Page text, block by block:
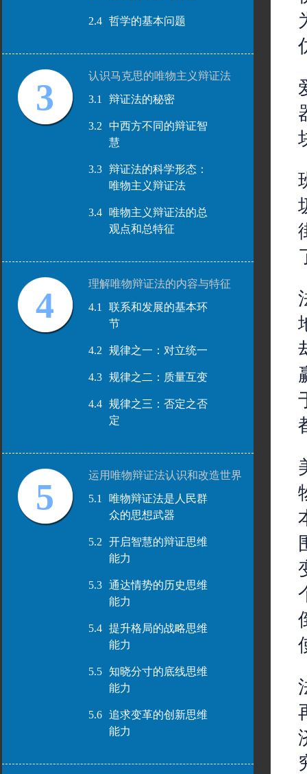
2.4 哲学的基本问题
3
认识马克思的唯物主义辩证法
3.1
辩证法的秘密
3.2
中西方不同的辩证智
慧
3.3
辩证法的科学形态：
唯物主义辩证法
3.4
唯物主义辩证法的总
观点和总特征
4
理解唯物辩证法的内容与特征
4.1
联系和发展的基本环
节
4.2 规律之一：对立统一
4.3 规律之二：质量互变
4.4
规律之三：否定之否
定
5
运用唯物辩证法认识和改造世界
5.1
唯物辩证法是人民群
众的思想武器
5.2
开启智慧的辩证思维
能力
5.3
通达情势的历史思维
能力
5.4
提升格局的战略思维
能力
5.5
知晓分寸的底线思维
能力
5.6
追求变革的创新思维
能力